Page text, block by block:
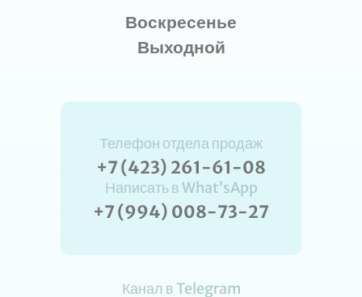
Воскресенье
Выходной
Телефон отдела продаж
+7 (423) 261-61-08
Написать в What’sApp
+7 (994) 008-73-27
Канал в Telegram